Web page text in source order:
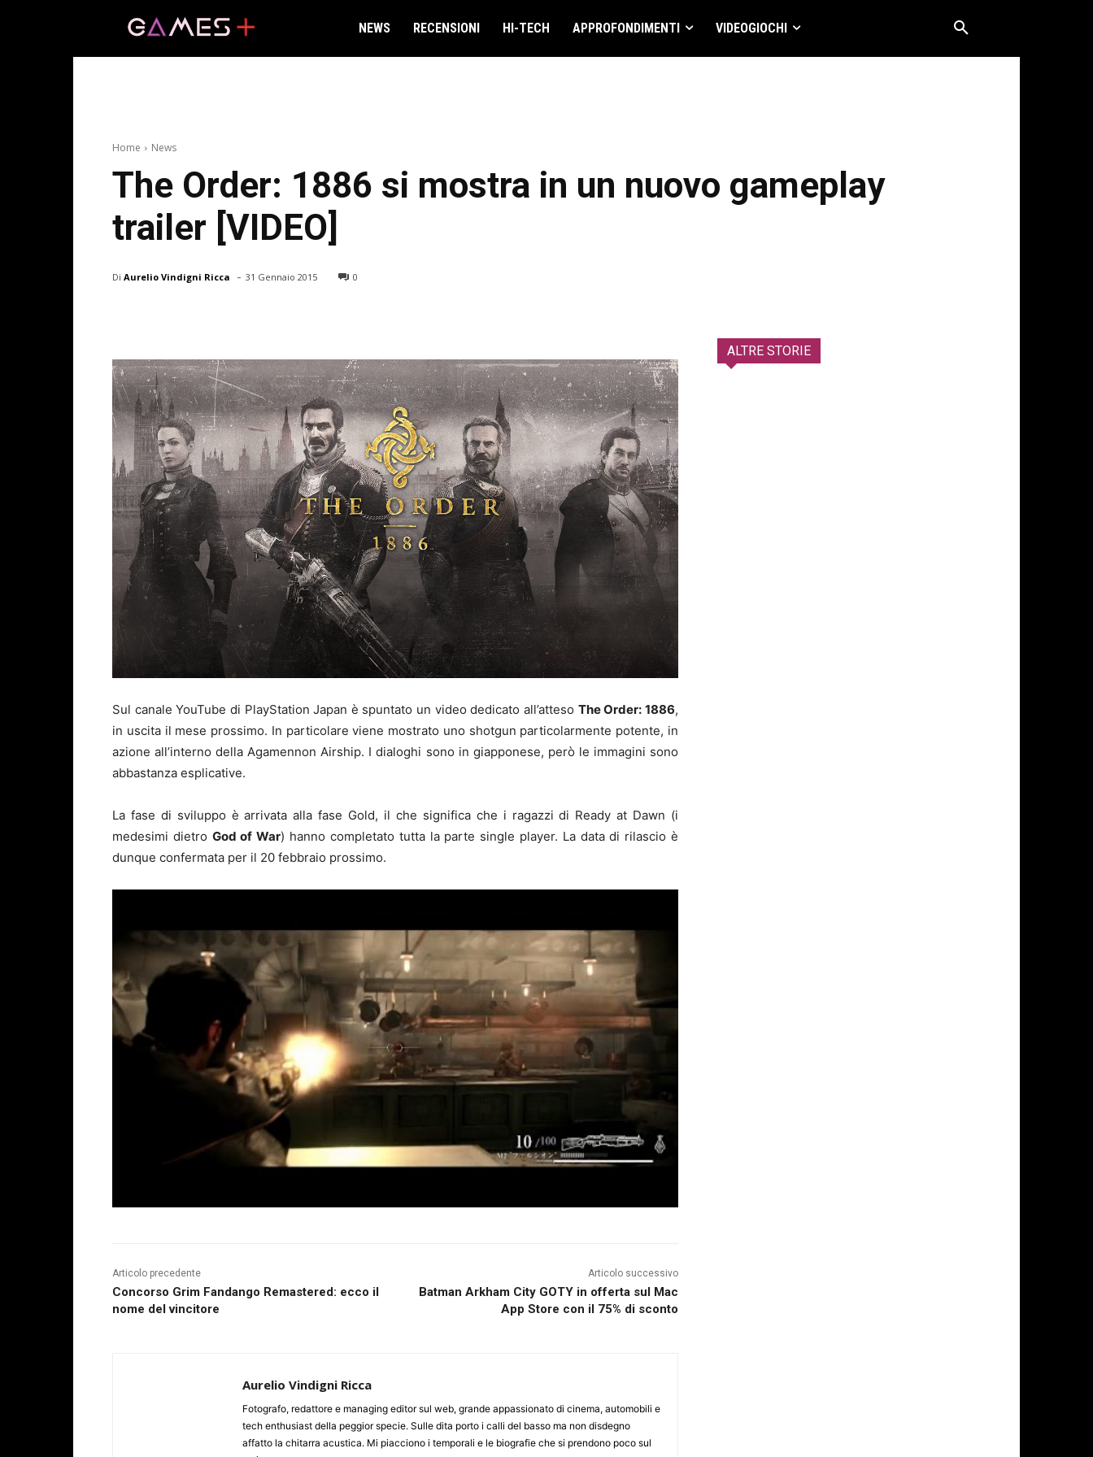
NEWS RECENSIONI HI-TECH APPROFONDIMENTI VIDEOGIOCHI
Home News
The Order: 1886 si mostra in un nuovo gameplay
trailer [VIDEO]
Di Aurelio Vindigni Ricca - 31 Gennaio 2015 0
Sul canale YouTube di PlayStation Japan è spuntato un video dedicato all’atteso The Order: 1886,
in uscita il mese prossimo. In particolare viene mostrato uno shotgun particolarmente potente, in
azione all’interno della Agamennon Airship. I dialoghi sono in giapponese, però le immagini sono
abbastanza esplicative.
La fase di sviluppo è arrivata alla fase Gold, il che significa che i ragazzi di Ready at Dawn (i
medesimi dietro God of War) hanno completato tutta la parte single player. La data di rilascio è
dunque confermata per il 20 febbraio prossimo.
Articolo precedente
Concorso Grim Fandango Remastered: ecco il
nome del vincitore
Articolo successivo
Batman Arkham City GOTY in offerta sul Mac
App Store con il 75% di sconto
Aurelio Vindigni Ricca
Fotografo, redattore e managing editor sul web, grande appassionato di cinema, automobili e
tech enthusiast della peggior specie. Sulle dita porto i calli del basso ma non disdegno
affatto la chitarra acustica. Mi piacciono i temporali e le biografie che si prendono poco sul
ALTRE STORIE